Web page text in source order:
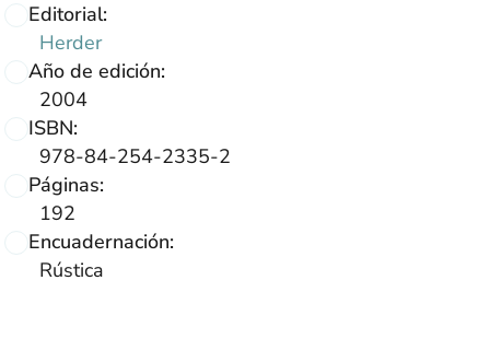
Editorial:
Herder
Año de edición:
2004
ISBN:
978-84-254-2335-2
Páginas:
192
Encuadernación:
Rústica